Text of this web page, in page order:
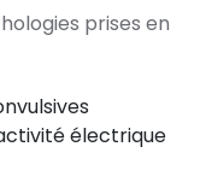
prises en
électrique